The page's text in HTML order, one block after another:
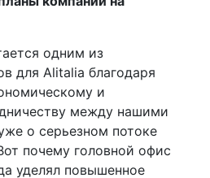
одним из
для Alitalia благодаря
и
между нашими
о серьезном потоке
почему головной офис
уделял повышенное